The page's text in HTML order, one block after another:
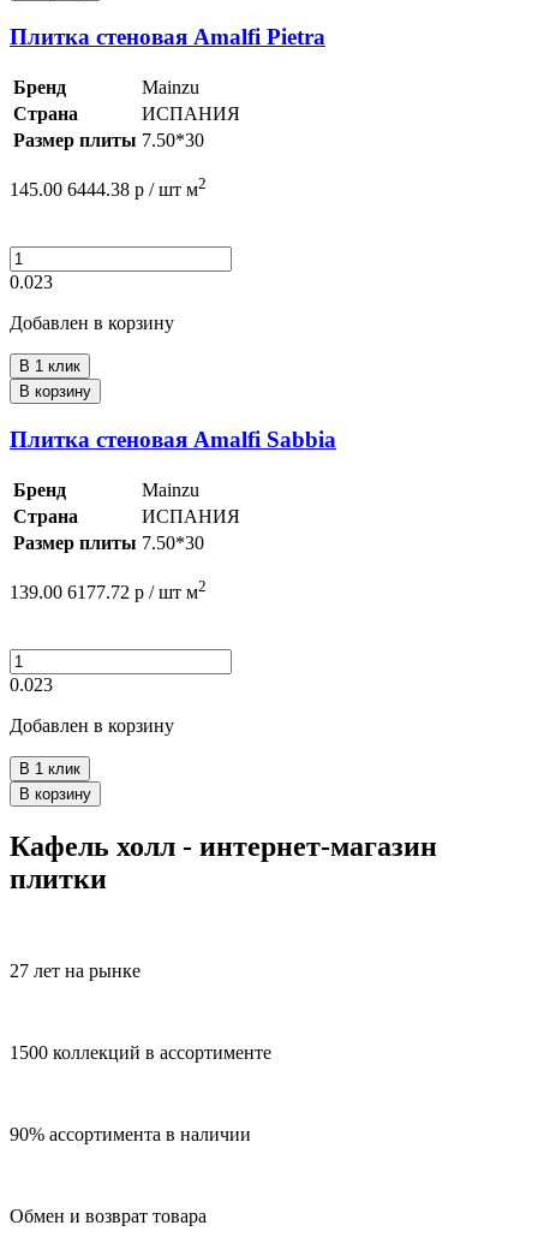
Плитка стеновая Amalfi Pietra
Бренд
Mainzu
Страна
ИСПАНИЯ
Размер плиты 7.50*30
145.00 6444.38 р / шт м2
0.023
Добавлен в корзину
В 1 клик
В корзину
Плитка стеновая Amalfi Sabbia
Бренд
Mainzu
Страна
ИСПАНИЯ
Размер плиты 7.50*30
139.00 6177.72 р / шт м2
0.023
Добавлен в корзину
В 1 клик
В корзину
Кафель холл - интернет-магазин
плитки
27 лет на рынке
1500 коллекций в ассортименте
90% ассортимента в наличии
Обмен и возврат товара